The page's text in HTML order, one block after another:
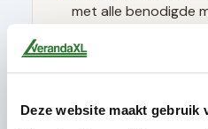
Deze website maakt gebruik
met alle benodigde
Geen speciaal